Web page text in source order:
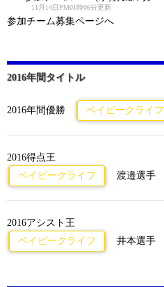
11月14日PM01時06分更新
参加チーム募集ページへ
2016年間タイトル
2016年間優勝 ベイビークライフ
2016得点王
ベイビークライフ
渡邉選手
2016アシスト王
ベイビークライフ
井本選手